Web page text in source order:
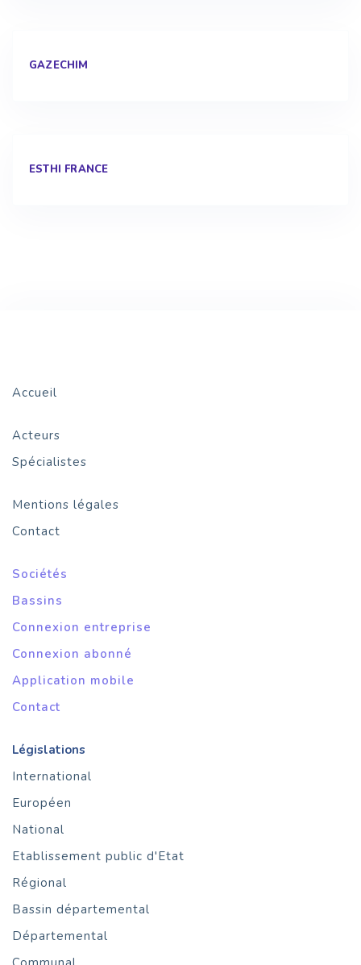
GAZECHIM
ESTHI FRANCE
Accueil
Acteurs
Spécialistes
Mentions légales
Contact
Sociétés
Bassins
Connexion entreprise
Connexion abonné
Application mobile
Contact
Législations
International
Européen
National
Etablissement public d'Etat
Régional
Bassin départemental
Départemental